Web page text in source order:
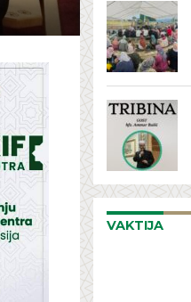
VAKTIJA